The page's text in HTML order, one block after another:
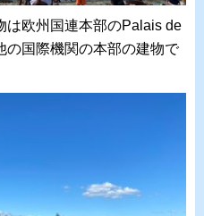
は欧州国連本部のPalais de
の国際機関の本部の建物で